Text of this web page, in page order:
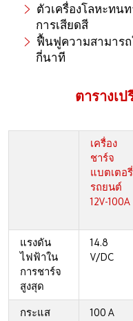
ตัวเครื่องโลหะทน
การเสียดสี
ฟื้นฟูความสามารถ
กี่นาที
ตารางเ
เครื่อง
ชาร์จ
แบตเตอรี่
รถยนต์
12V-100A
แรงดัน
ไฟฟ้าใน
การชาร์จ
สูงสุด
14.8
V/DC
กระแส
100 A